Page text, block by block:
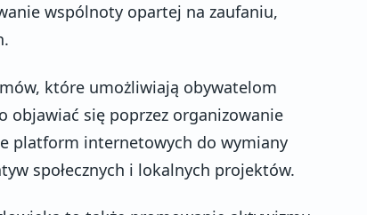
wspólnoty opartej na zaufaniu,
które umożliwiają obywatelom
objawiać się poprzez organizowanie
platform internetowych do wymiany
społecznych i lokalnych projektów.